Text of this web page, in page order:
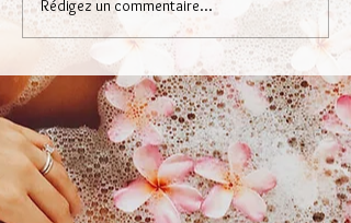
Rédigez un commentaire...